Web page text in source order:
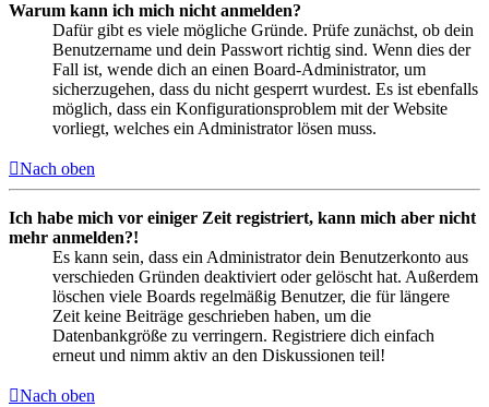
Warum kann ich mich nicht anmelden?
Dafür gibt es viele mögliche Gründe. Prüfe zunächst, ob dein
Benutzername und dein Passwort richtig sind. Wenn dies der
Fall ist, wende dich an einen Board-Administrator, um
sicherzugehen, dass du nicht gesperrt wurdest. Es ist ebenfalls
möglich, dass ein Konfigurationsproblem mit der Website
vorliegt, welches ein Administrator lösen muss.
Nach oben
Ich habe mich vor einiger Zeit registriert, kann mich aber nicht
mehr anmelden?!
Es kann sein, dass ein Administrator dein Benutzerkonto aus
verschieden Gründen deaktiviert oder gelöscht hat. Außerdem
löschen viele Boards regelmäßig Benutzer, die für längere
Zeit keine Beiträge geschrieben haben, um die
Datenbankgröße zu verringern. Registriere dich einfach
erneut und nimm aktiv an den Diskussionen teil!
Nach oben